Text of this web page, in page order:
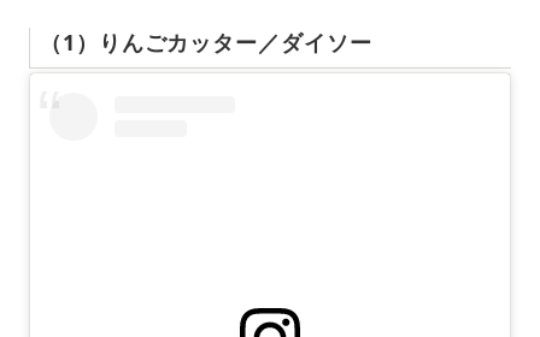
（1）りんごカッター／ダイソー